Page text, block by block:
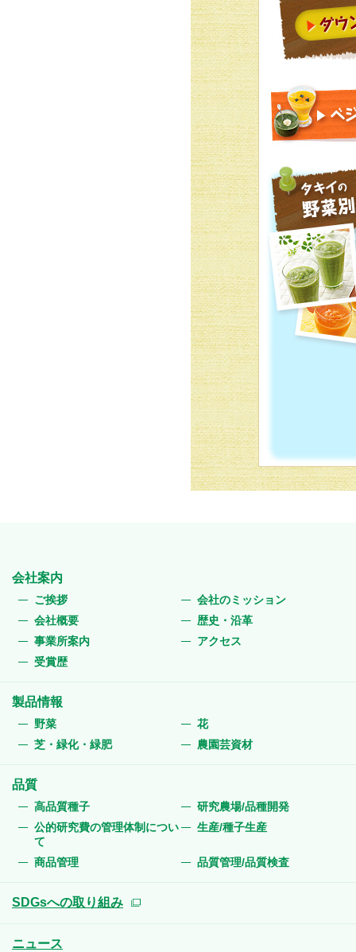
会社案内
ご挨拶
会社のミッション
会社概要
歴史・沿革
事業所案内
アクセス
受賞歴
製品情報
野菜
花
芝・緑化・緑肥
農園芸資材
品質
高品質種子
研究農場/品種開発
公的研究費の管理体制につい
て
生産/種子生産
商品管理 品質管理/品質検査
SDGsへの取り組み
ニュース